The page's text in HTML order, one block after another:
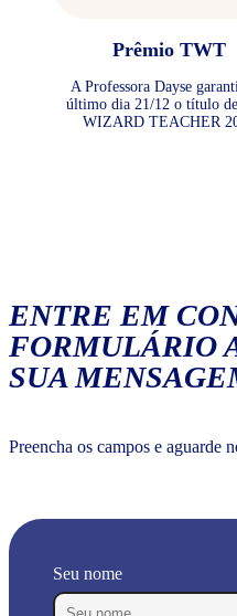
Prêmio TWT
A Professora Dayse
último dia 21/12 o título
WIZARD TEACHER
ENTRE EM
FORMULÁRIO
SUA
Preencha os campos e aguarde
Seu nome